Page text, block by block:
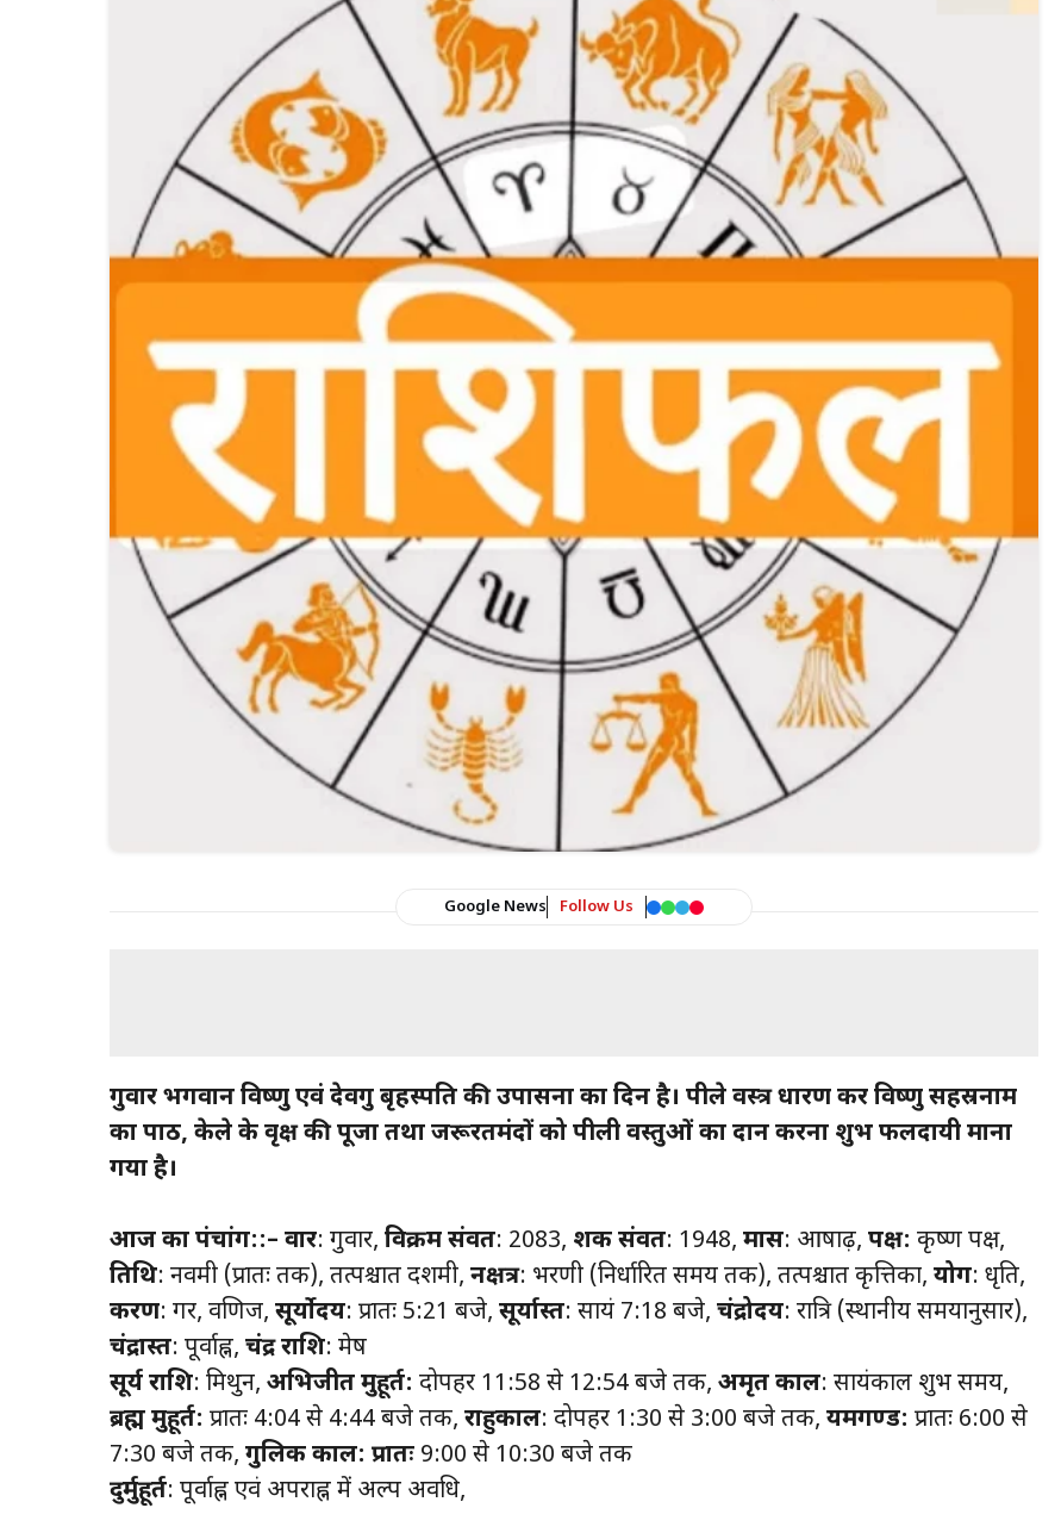
Google News Follow Us
गुरुवार भगवान विष्णु एवं देवगुरु बृहस्पति की उपासना का दिन है। पीले वस्त्र धारण कर विष्णु सहस्रनाम
का पाठ, केले के वृक्ष की पूजा तथा जरूरतमंदों को पीली वस्तुओं का दान करना शुभ फलदायी माना
गया है।
आज का पंचांग::– वार: गुरुवार, विक्रम संवत: 2083, शक संवत: 1948, मास: आषाढ़, पक्ष: कृष्ण पक्ष,
तिथि: नवमी (प्रातः तक), तत्पश्चात दशमी, नक्षत्र: भरणी (निर्धारित समय तक), तत्पश्चात कृत्तिका, योग: धृति,
करण: गर, वणिज, सूर्योदय: प्रातः 5:21 बजे, सूर्यास्त: सायं 7:18 बजे, चंद्रोदय: रात्रि (स्थानीय समयानुसार),
चंद्रास्त: पूर्वाह्न, चंद्र राशि: मेष
सूर्य राशि: मिथुन, अभिजीत मुहूर्त: दोपहर 11:58 से 12:54 बजे तक, अमृत काल: सायंकाल शुभ समय,
ब्रह्म मुहूर्त: प्रातः 4:04 से 4:44 बजे तक, राहुकाल: दोपहर 1:30 से 3:00 बजे तक, यमगण्ड: प्रातः 6:00 से
7:30 बजे तक, गुलिक काल: प्रातः 9:00 से 10:30 बजे तक
दुर्मुहूर्त: पूर्वाह्न एवं अपराह्न में अल्प अवधि,